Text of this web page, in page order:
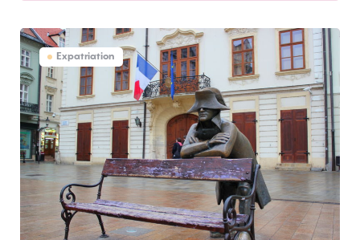
Expatriation